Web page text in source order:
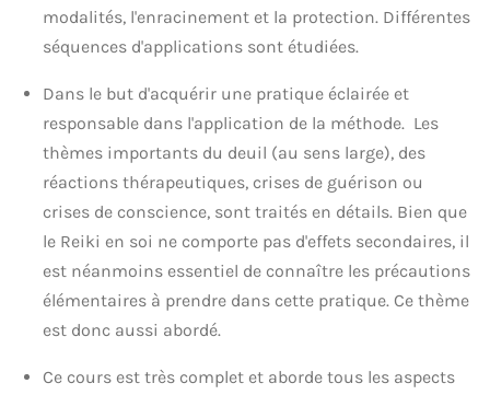
modalités, l'enracinement et la protection. Différentes
séquences d'applications sont étudiées.
Dans le but d'acquérir une pratique éclairée et
responsable dans l'application de la méthode. Les
thèmes importants du deuil (au sens large), des
réactions thérapeutiques, crises de guérison ou
crises de conscience, sont traités en détails. Bien que
le Reiki en soi ne comporte pas d'effets secondaires, il
est néanmoins essentiel de connaître les précautions
élémentaires à prendre dans cette pratique. Ce thème
est donc aussi abordé.
Ce cours est très complet et aborde tous les aspects